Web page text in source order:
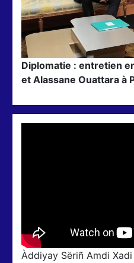
Diplomatie : entretien
et Alassane Ouattara à
Àddiyay Sëriñ Amdi